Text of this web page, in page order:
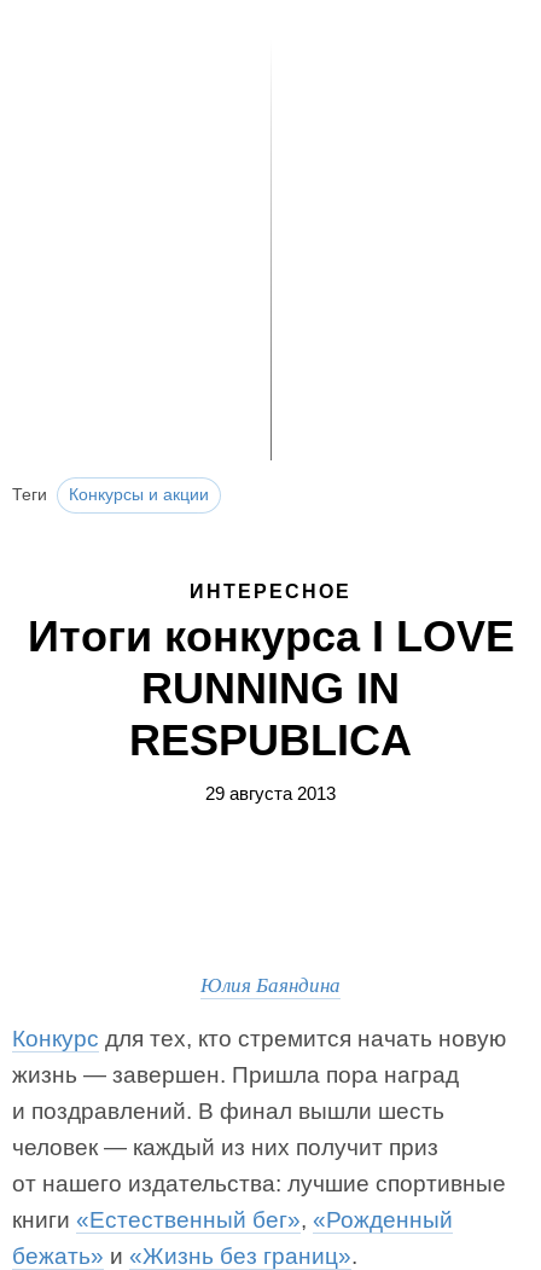
Теги Конкурсы и акции
ИНТЕРЕСНОЕ
Итоги конкурса I LOVE
RUNNING IN
RESPUBLICA
29 августа 2013
Юлия Баяндина
Конкурс для тех, кто стремится начать новую
жизнь — завершен. Пришла пора наград
и поздравлений. В финал вышли шесть
человек — каждый из них получит приз
от нашего издательства: лучшие спортивные
книги «Естественный бег», «Рожденный
бежать» и «Жизнь без границ».